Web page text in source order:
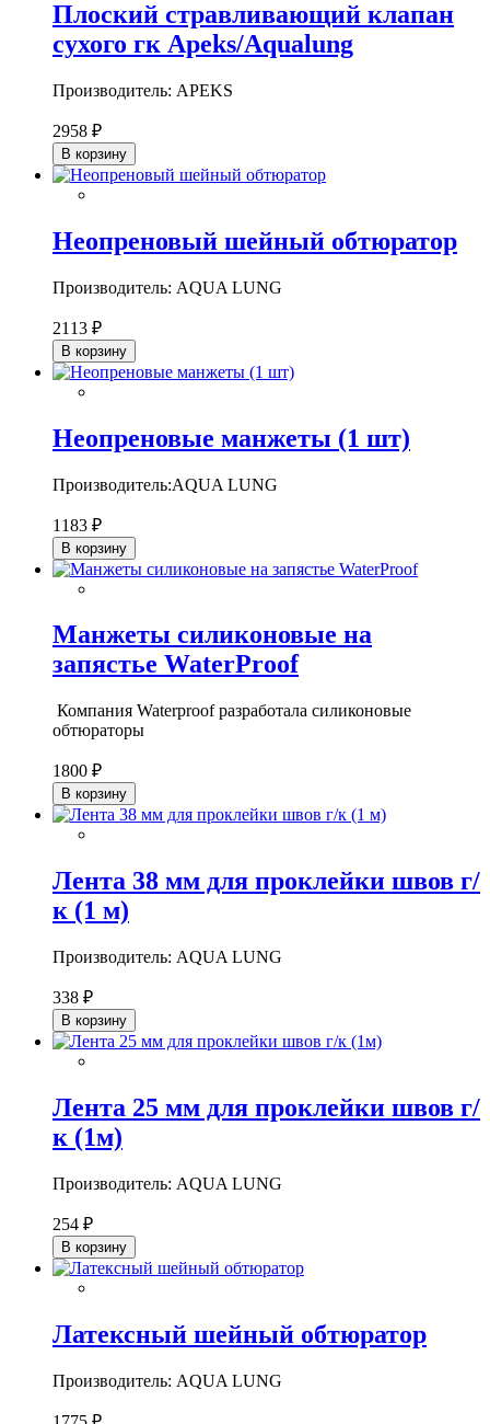
Плоский стравливающий клапан
сухого гк Apeks/Aqualung
Производитель: APEKS
2958 ₽
В корзину
Неопреновый шейный обтюратор
Производитель: AQUA LUNG
2113 ₽
В корзину
Неопреновые манжеты (1 шт)
Производитель:AQUA LUNG
1183 ₽
В корзину
Манжеты силиконовые на
запястье WaterProof
Компания Waterproof разработала силиконовые
обтюраторы
1800 ₽
В корзину
Лента 38 мм для проклейки швов г/
к (1 м)
Производитель: AQUA LUNG
338 ₽
В корзину
Лента 25 мм для проклейки швов г/
к (1м)
Производитель: AQUA LUNG
254 ₽
В корзину
Латексный шейный обтюратор
Производитель: AQUA LUNG